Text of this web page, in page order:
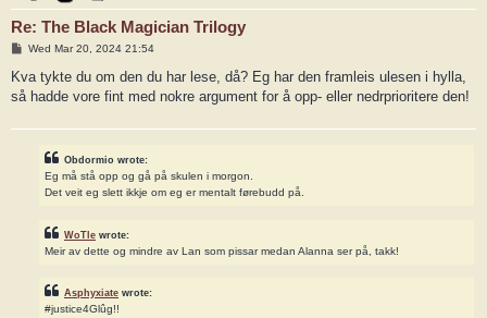
Re: The Black Magician Trilogy
P
s
Wed Mar 20, 2024 21:54
Kva tykte du om den du har lese, då? Eg har den framleis ulesen i hylla,
så hadde vore fint med nokre argument for å opp- eller nedrprioritere den!
Obdormio wrote:
Eg må stå opp og gå på skulen i morgon.
Det veit eg slett ikkje om eg er mentalt førebudd på.
WoTle wrote:
Meir av dette og mindre av Lan som pissar medan Alanna ser på, takk!
Asphyxiate wrote:
#justice4Glûg!!